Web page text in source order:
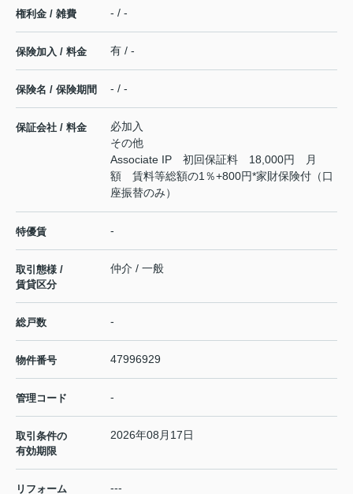
権利金 / 雑費 - / -
保険加入 / 料金 有 / -
保険名 / 保険期間 - / -
保証会社 / 料金
必加入
その他
Associate IP 初回保証料 18,000円 月
額 賃料等総額の1％+800円*家財保険付（口
座振替のみ）
特優賃 -
取引態様 /
賃貸区分
仲介 / 一般
総戸数 -
物件番号 47996929
管理コード -
取引条件の
有効期限
2026年08月17日
リフォーム ---